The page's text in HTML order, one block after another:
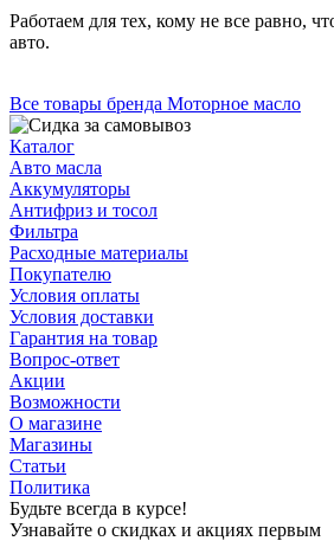
Работаем для тех, кому не все равно,
авто.
Все товары бренда Моторное масло
Каталог
Авто масла
Аккумуляторы
Антифриз и тосол
Фильтра
Расходные материалы
Покупателю
Условия оплаты
Условия доставки
Гарантия на товар
Вопрос-ответ
Акции
Возможности
О магазине
Магазины
Статьи
Политика
Будьте всегда в курсе!
Узнавайте о скидках и акциях первым